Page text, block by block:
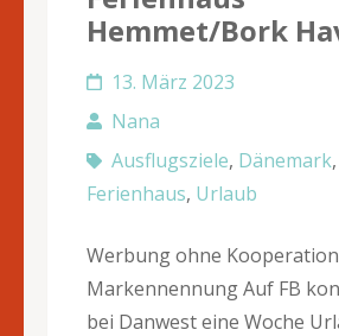
Hemmet/Bork
13. März 2023
Nana
Ausflugsziele, Dänemark,
Ferienhaus, Urlaub
Werbung ohne
Markennennung Auf FB
bei Danwest eine Woche